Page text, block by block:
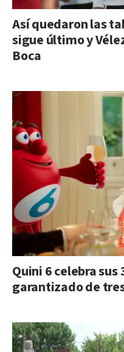
Así quedaron las
sigue último y
Boca
Quini 6 celebra sus
garantizado de